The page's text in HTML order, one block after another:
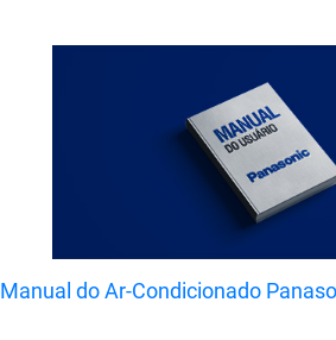
Manual do Ar-Condicionado